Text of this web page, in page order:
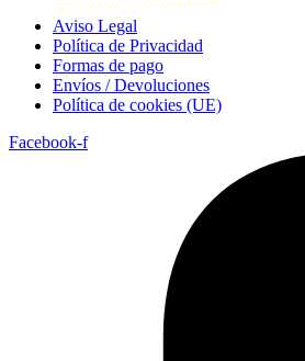
Aviso Legal
Política de Privacidad
Formas de pago
Envíos / Devoluciones
Política de cookies (UE)
Facebook-f